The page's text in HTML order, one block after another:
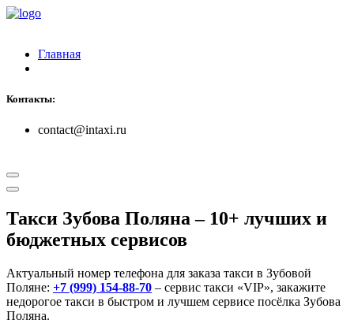
Главная
Контакты:
contact@intaxi.ru
Такси Зубова Поляна– 10+ лучших и
бюджетных сервисов
Актуальный номер телефона для заказа такси в Зубовой
Поляне: +7 (999) 154-88-70 – сервис такси «VIP», закажите
недорогое такси в быстром и лучшем сервисе посёлка Зубова
Поляна.